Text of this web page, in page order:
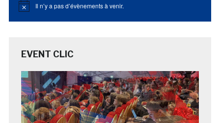
Notice Il n’y a pas d’évènements à venir.
EVENT CLIC